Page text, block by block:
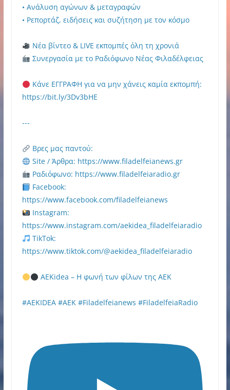
• Ανάλυση αγώνων & μεταγραφών
• Ρεπορτάζ, ειδήσεις και συζήτηση με τον κόσμο
Νέα βίντεο & LIVE εκπομπές όλη τη χρονιά
Συνεργασία με το Ραδιόφωνο Νέας Φιλαδέλφειας
Κάνε ΕΓΓΡΑΦΗ για να μην χάνεις καμία εκπομπή:
https://bit.ly/3Dv3bHE
---
Βρες μας παντού:
Site / Άρθρα: https://www.filadelfeianews.gr
Ραδιόφωνο: https://www.filadelfeiaradio.gr
Facebook:
https://www.facebook.com/filadelfeianews
Instagram:
https://www.instagram.com/aekidea_filadelfeiaradio
TikTok:
https://www.tiktok.com/@aekidea_filadelfeiaradio
AEKidea – Η φωνή των φίλων της ΑΕΚ
#AEKIDEA #AEK #Filadelfeianews #FiladelfeiaRadio